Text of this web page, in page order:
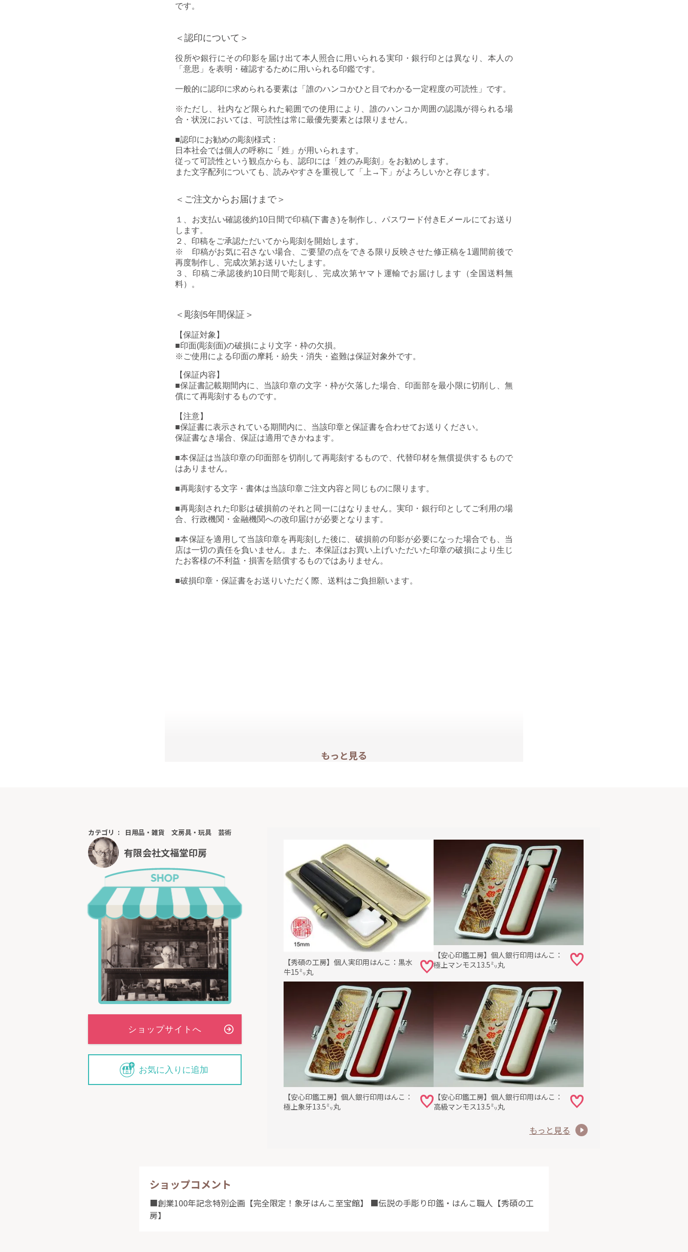
です。
＜認印について＞
役所や銀行にその印影を届け出て本人照合に用いられる実印・銀行印とは異なり、本人の
「意思」を表明・確認するために用いられる印鑑です。
一般的に認印に求められる要素は「誰のハンコかひと目でわかる一定程度の可読性」です。
※ただし、社内など限られた範囲での使用により、誰のハンコか周囲の認識が得られる場
合・状況においては、可読性は常に最優先要素とは限りません。
■認印にお勧めの彫刻様式：
日本社会では個人の呼称に「姓」が用いられます。
従って可読性という観点からも、認印には「姓のみ彫刻」をお勧めします。
また文字配列についても、読みやすさを重視して「上→下」がよろしいかと存じます。
＜ご注文からお届けまで＞
１、お支払い確認後約10日間で印稿(下書き)を制作し、パスワード付きEメールにてお送り
します。
２、印稿をご承認ただいてから彫刻を開始します。
※ 印稿がお気に召さない場合、ご要望の点をできる限り反映させた修正稿を1週間前後で
再度制作し、完成次第お送りいたします。
３、印稿ご承認後約10日間 で彫刻し、完成次第ヤマト運輸でお届けします（全国送料無
料）。
＜彫刻5年間保証＞
【保証対象】
■印面(彫刻面)の破損により文字・枠の欠損。
※ご使用による印面の摩耗・紛失・消失・盗難は保証対象外です。
【保証内容】
■保証書記載期間内に、当該印章の文字・枠が欠落した場合、印面部を最小限に切削し、無
償にて再彫刻するものです。
【注意】
■保証書に表示されている期間内に、当該印章と保証書を合わせてお送りください。
保証書なき場合、保証は適用できかねます。
■本保証は当該印章の印面部を切削して再彫刻するもので、代替印材を無償提供するもので
はありません。
■再彫刻する文字・書体は当該印章ご注文内容と同じものに限ります。
■再彫刻された印影は破損前のそれと同一にはなりません。実印・銀行印としてご利用の場
合、行政機関・金融機関への改印届けが必要となります。
■本保証を適用して当該印章を再彫刻した後に、破損前の印影が必要になった場合でも、当
店は一切の責任を負いません。また、本保証はお買い上げいただいた印章の破損により生じ
たお客様の不利益・損害を賠償するものではありません。
■破損印章・保証書をお送りいただく際、送料はご負担願います。
もっと見る
カテゴリ 日用品・雑貨 文房具・玩具 芸術
有限会社文福堂印房
お気に入りに追加
【秀碩の工房】個人実印用はんこ：黒水
牛15㍉丸
【安心印鑑工房】個人銀行印用はんこ：
極上マンモス13.5㍉丸
【安心印鑑工房】個人銀行印用はんこ：
極上象牙13.5㍉丸
【安心印鑑工房】個人銀行印用はんこ：
高級マンモス13.5㍉丸
もっと見る
ショップコメント
■創業100年記念特別企画【完全限定！象牙はんこ至宝館】 ■伝説の手彫り印鑑・はんこ職人【秀碩の工
房】